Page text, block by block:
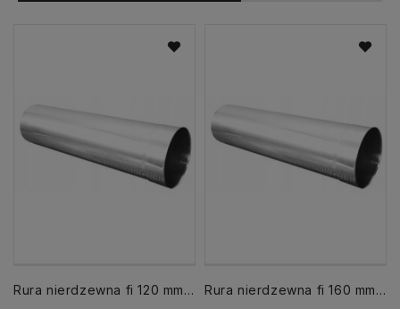
Rura nierdzewna fi 120 mm dł. 1000 mm 1 mb
Rura nierdzewna fi 160 mm dł 500 mm 0,5 mb